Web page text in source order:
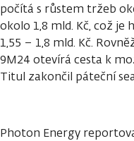
počítá s růstem tržeb
okolo 1,8 mld. Kč, což
1,55 – 1,8 mld. Kč.
9M24 otevírá cesta k
Titul zakončil páteční
Photon Energy